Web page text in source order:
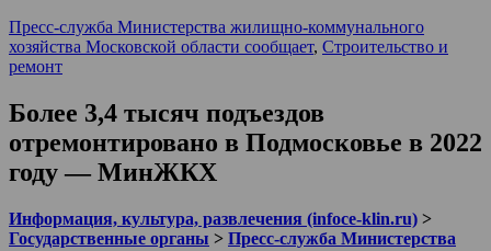
Пресс-служба Министерства жилищно-коммунального
хозяйства Московской области сообщает, Строительство и
ремонт
Более 3,4 тысяч подъездов
отремонтировано в Подмосковье в 2022
году — МинЖКХ
Информация, культура, развлечения (infoce-klin.ru) >
Государственные органы > Пресс-служба Министерства